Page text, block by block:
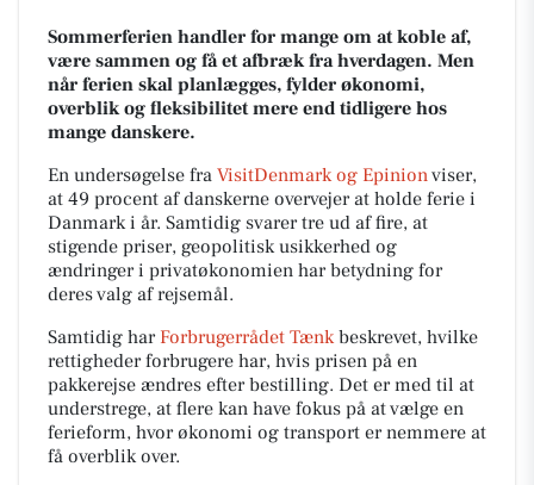
Sommerferien handler for mange om at koble af,
være sammen og få et afbræk fra hverdagen. Men
når ferien skal planlægges, fylder økonomi,
overblik og fleksibilitet mere end tidligere hos
mange danskere.
En undersøgelse fra VisitDenmark og Epinionviser,
at 49 procent af danskerne overvejer at holde ferie i
Danmark i år. Samtidig svarer tre ud af fire, at
stigende priser, geopolitisk usikkerhed og
ændringer i privatøkonomien har betydning for
deres valg af rejsemål.
Samtidig har Forbrugerrådet Tænkbeskrevet, hvilke
rettigheder forbrugere har, hvis prisen på en
pakkerejse ændres efter bestilling. Det er med til at
understrege, at flere kan have fokus på at vælge en
ferieform, hvor økonomi og transport er nemmere at
få overblik over.